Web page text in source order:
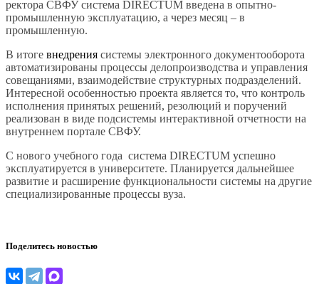
ректора СВФУ система DIRECTUM введена в опытно-
промышленную эксплуатацию, а через месяц – в
промышленную.
В итоге внедрения системы электронного документооборота
автоматизированы процессы делопроизводства и управления
совещаниями, взаимодействие структурных подразделений.
Интересной особенностью проекта является то, что контроль
исполнения принятых решений, резолюций и поручений
реализован в виде подсистемы интерактивной отчетности на
внутреннем портале СВФУ.
С нового учебного года система DIRECTUM успешно
эксплуатируется в университете. Планируется дальнейшее
развитие и расширение функциональности системы на другие
специализированные процессы вуза.
Поделитесь новостью